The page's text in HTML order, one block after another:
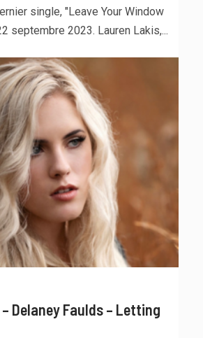
single, "Leave Your Window
septembre 2023. Lauren Lakis,...
Delaney Faulds – Letting